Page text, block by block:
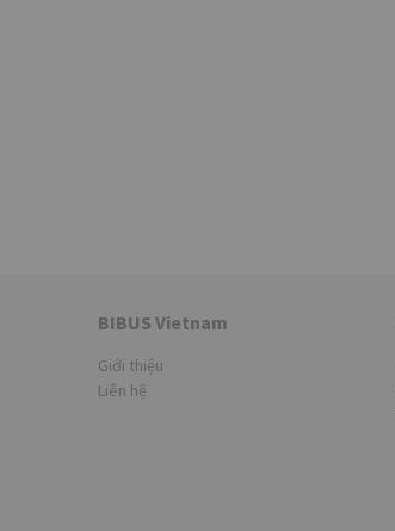
BIBUS Vietnam
Giới thiệu
Liên hệ